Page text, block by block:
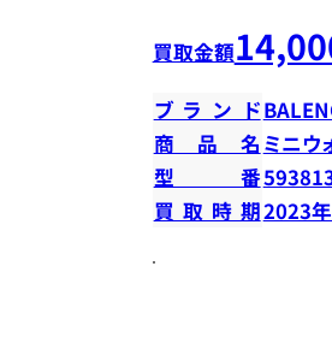
買取金額
ブランド
商品名 ミニウ
型番
買取時期2023